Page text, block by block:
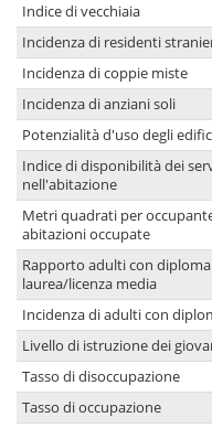
Indice di vecchiaia
Incidenza di residenti
Incidenza di coppie miste
Incidenza di anziani soli
Potenzialità d'uso degli
Indice di disponibilità dei
nell'abitazione
Metri quadrati per
abitazioni occupate
Rapporto adulti con
laurea/licenza media
Incidenza di adulti con
Livello di istruzione dei
Tasso di disoccupazione
Tasso di occupazione